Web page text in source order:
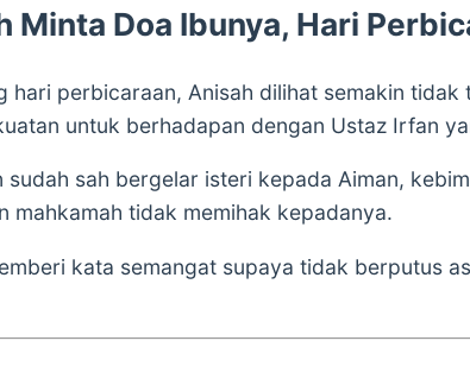
Minta Doa Ibunya, Hari
hari perbicaraan, Anisah dilihat semakin
untuk berhadapan dengan Ustaz Irfan
sudah sah bergelar isteri kepada Aiman,
mahkamah tidak memihak kepadanya.
kata semangat supaya tidak berputus